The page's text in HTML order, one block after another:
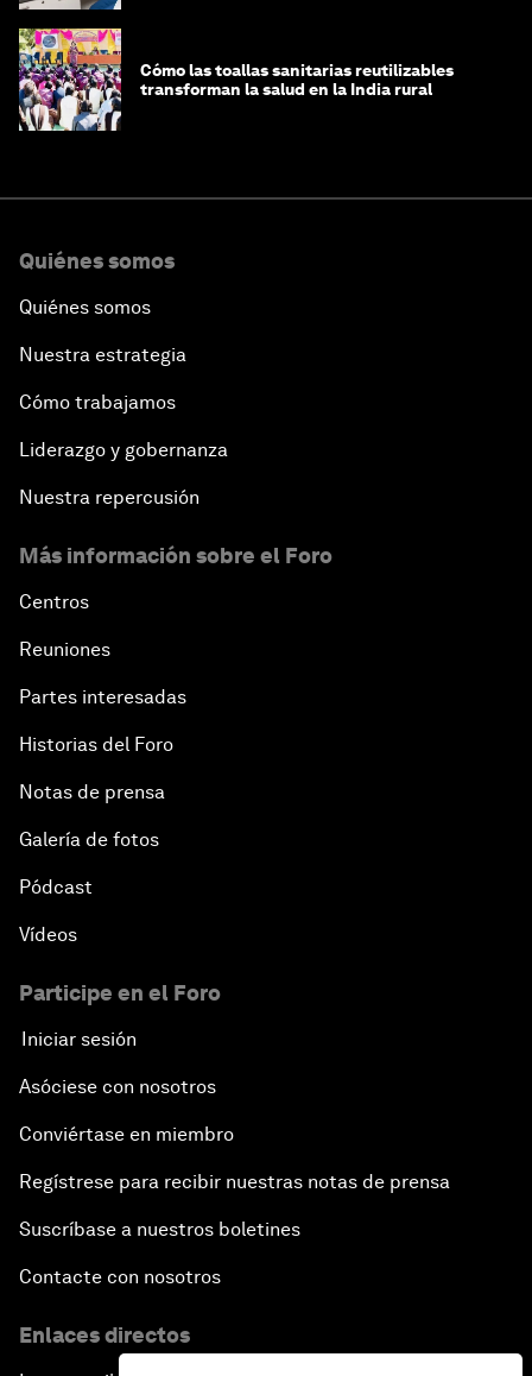
Cómo las toallas sanitarias reutilizables
transforman la salud en la India rural
Quiénes somos
Quiénes somos
Nuestra estrategia
Cómo trabajamos
Liderazgo y gobernanza
Nuestra repercusión
Más información sobre el Foro
Centros
Reuniones
Partes interesadas
Historias del Foro
Notas de prensa
Galería de fotos
Pódcast
Vídeos
Participe en el Foro
Iniciar sesión
Asóciese con nosotros
Conviértase en miembro
Regístrese para recibir nuestras notas de prensa
Suscríbase a nuestros boletines
Contacte con nosotros
Enlaces directos